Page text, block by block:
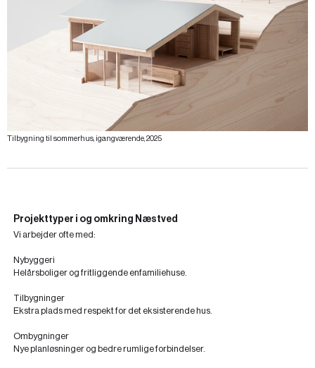
Tilbygning til sommerhus, igangværende, 2025
Projekttyper i og omkring Næstved
Vi arbejder ofte med:
Nybyggeri
Helårsboliger og fritliggende enfamiliehuse.
Tilbygninger
Ekstra plads med respekt for det eksisterende hus.
Ombygninger
Nye planløsninger og bedre rumlige forbindelser.